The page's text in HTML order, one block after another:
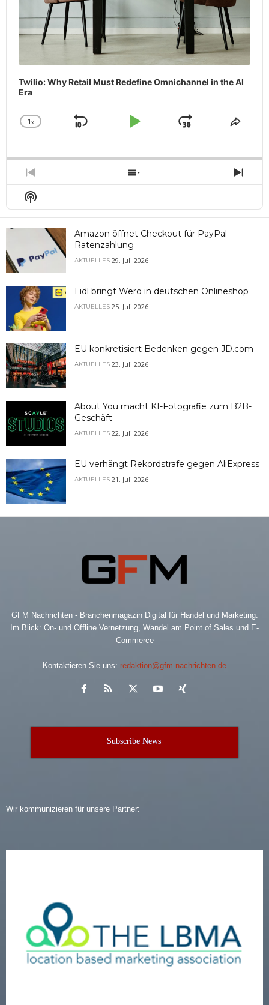
Twilio: Why Retail Must Redefine Omnichannel in the AI
Era
Change
1x
Skip
Play
Jump
Share
Previous
Episode
Show
Episodes
Next
Show
Podcast
Information
Amazon öffnet Checkout für PayPal-
Ratenzahlung
AKTUELLES 29. Juli 2026
Lidl bringt Wero in deutschen Onlineshop
AKTUELLES 25. Juli 2026
EU konkretisiert Bedenken gegen JD.com
AKTUELLES 23. Juli 2026
About You macht KI-Fotografie zum B2B-
Geschäft
AKTUELLES 22. Juli 2026
EU verhängt Rekordstrafe gegen AliExpress
AKTUELLES 21. Juli 2026
GFM Nachrichten - Branchenmagazin Digital für Handel und Marketing.
Im Blick: On- und Offline Vernetzung, Wandel am Point of Sales und E-
Commerce
Kontaktieren Sie uns: redaktion@gfm-nachrichten.de
Subscribe News
Wir kommunizieren für unsere Partner: